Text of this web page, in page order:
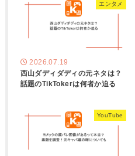
エンタメ
2026.07.19
西山ダディダディの元ネタは？
話題のTikTokerは何者か迫る
YouTube